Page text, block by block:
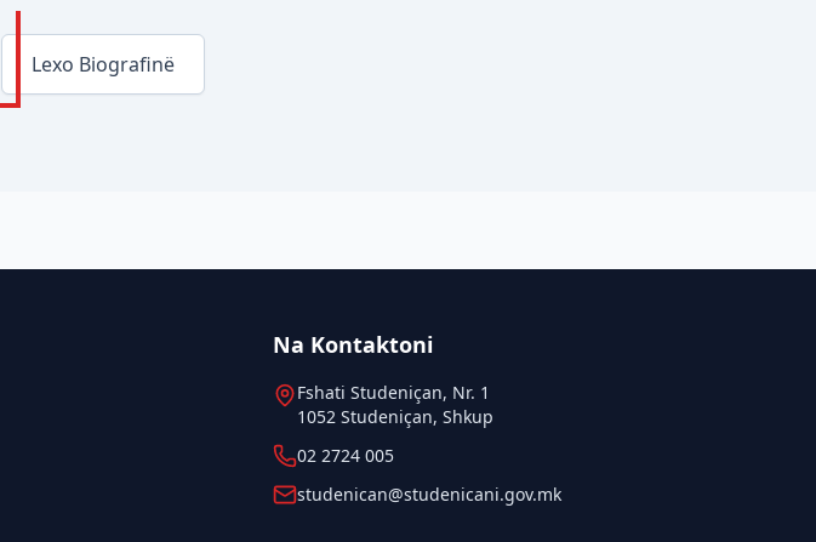
Lexo Biografinë
Na Kontaktoni
Fshati Studeniçan, Nr. 1
1052 Studeniçan, Shkup
02 2724 005
studenican@studenicani.gov.mk